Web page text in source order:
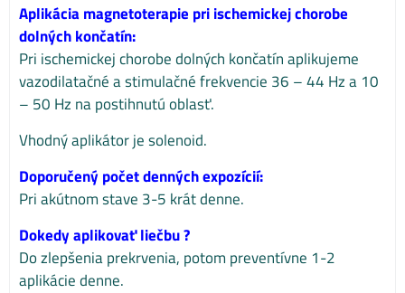
Aplikácia magnetoterapie pri ischemickej chorobe
dolných končatín:
Pri ischemickej chorobe dolných končatín aplikujeme
vazodilatačné a stimulačné frekvencie 36 – 44 Hz a 10
– 50 Hz na postihnutú oblasť.
Vhodný aplikátor je solenoid.
Doporučený počet denných expozícií:
Pri akútnom stave 3-5 krát denne.
Dokedy aplikovať liečbu ?
Do zlepšenia prekrvenia, potom preventívne 1-2
aplikácie denne.